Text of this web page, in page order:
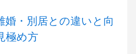
婚・別居との違いと向
極め方